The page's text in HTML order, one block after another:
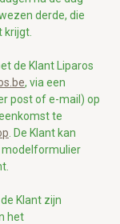
derde, die
krijgt.
de Klant
Liparos
, via een
post of e-mail) op
te
. De Klant kan
modelformulier
Klant zijn
het